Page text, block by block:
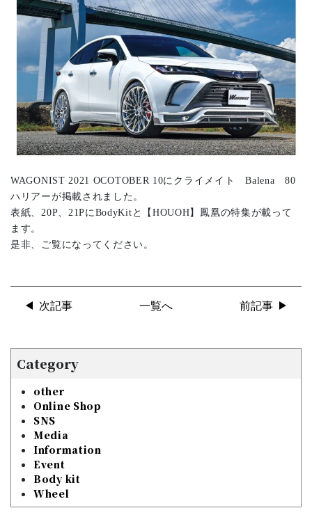
WAGONIST 2021 OCOTOBER 10にクライメイト Balena 80
ハリアーが掲載されました。
表紙、20P、21PにBodyKitと【HOUOH】鳳凰の特集が載って
ます。
是非、ご覧になってください。
次記事 一覧へ 前記事
Category
other
Online Shop
SNS
Media
Information
Event
Body kit
Wheel